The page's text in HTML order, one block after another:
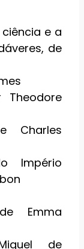
e a
de
Theodore
Charles
Império
Emma
de